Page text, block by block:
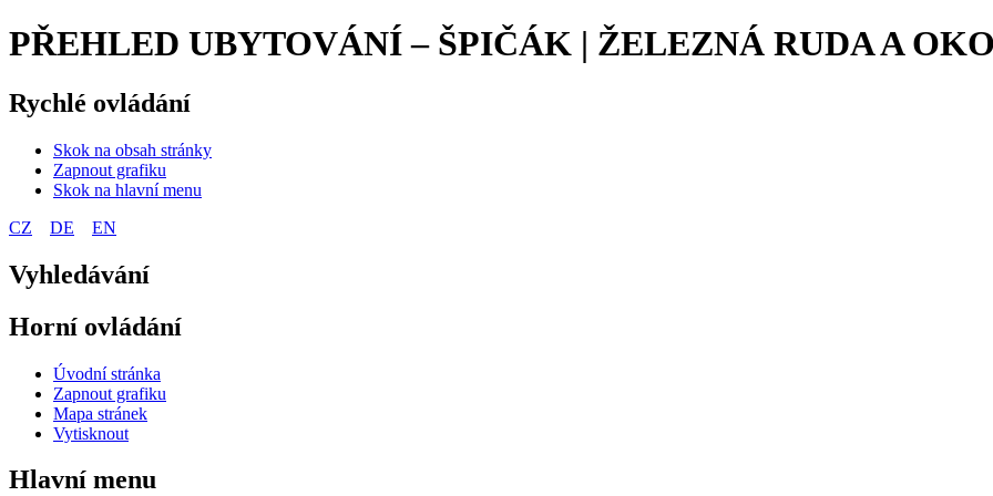
PŘEHLED UBYTOVÁNÍ – ŠPIČÁK | ŽELEZNÁ RUDA A
Rychlé ovládání
Skok na obsah stránky
Zapnout grafiku
Skok na hlavní menu
CZ
DE EN
Vyhledávání
Horní ovládání
Úvodní stránka
Zapnout grafiku
Mapa stránek
Vytisknout
Hlavní menu